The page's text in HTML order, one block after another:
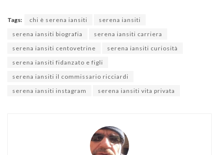
Tags: chi è serena iansiti
serena iansiti
serena iansiti biografia
serena iansiti carriera
serena iansiti centovetrine
serena iansiti curiosità
serena iansiti fidanzato e figli
serena iansiti il commissario ricciardi
serena iansiti instagram
serena iansiti vita privata